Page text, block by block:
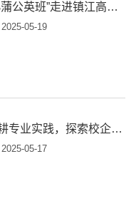
“小蒲公英班”走进镇江高专开展职业启蒙之旅
2025-05-19
深耕专业实践，探索校企协同育人新路径
2025-05-17